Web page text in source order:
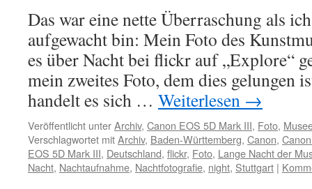
Das war eine nette Überraschung als
aufgewacht bin: Mein Foto des
es über Nacht bei flickr auf „Explore“
mein zweites Foto, dem dies gelungen
handelt es sich … Weiterlesen →
Veröffentlicht unterArchiv, Canon EOS 5D Mark III, Foto,
Verschlagwortet mitArchiv, Baden-Württemberg, Canon,
EOS 5D Mark III, Deutschland, flickr, Foto, Lange Nacht der
Nacht, Nachtaufnahme, Nachtfotografie, night, Stuttgart |